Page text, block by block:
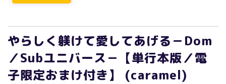
やらしく躾けて愛してあげる－Dom
／Subユニバース－【単行本版／電
子限定おまけ付き】 (caramel)